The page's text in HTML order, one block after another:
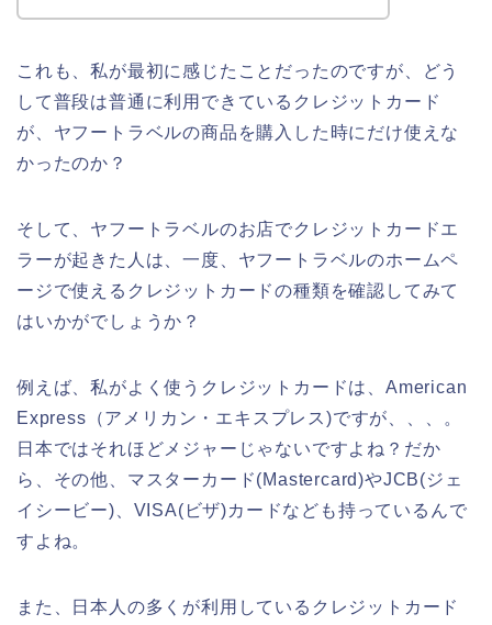
これも、私が最初に感じたことだったのですが、どう
して普段は普通に利用できているクレジットカード
が、ヤフートラベルの商品を購入した時にだけ使えな
かったのか？
そして、ヤフートラベルのお店でクレジットカードエ
ラーが起きた人は、一度、ヤフートラベルのホームペ
ージで使えるクレジットカードの種類を確認してみて
はいかがでしょうか？
例えば、私がよく使うクレジットカードは、American
Express（アメリカン・エキスプレス)ですが、、、。
日本ではそれほどメジャーじゃないですよね？だか
ら、その他、マスターカード(Mastercard)やJCB(ジェ
イシービー)、VISA(ビザ)カードなども持っているんで
すよね。
また、日本人の多くが利用しているクレジットカード